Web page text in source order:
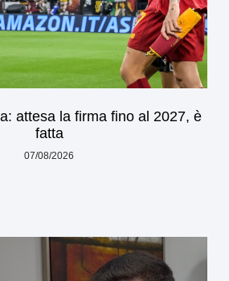
attesa la firma fino al 2027, è
fatta
07/08/2026